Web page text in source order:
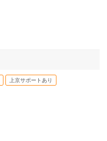
上京サポートあり